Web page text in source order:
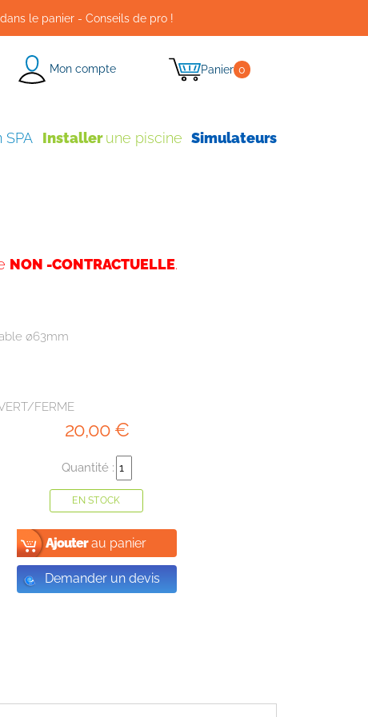
le panier - Conseils de pro !
Mon compte Panier 0
SPA Installerune piscine Simulateurs
NON -CONTRACTUELLE.
ø63mm
FERME
20,00€
Quantité :
EN STOCK
Ajouterau panier
Demander un devis